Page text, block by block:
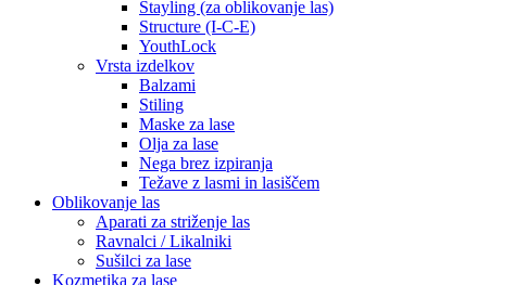
Stayling (za oblikovanje las)
Structure (I-C-E)
YouthLock
Vrsta izdelkov
Balzami
Stiling
Maske za lase
Olja za lase
Nega brez izpiranja
Težave z lasmi in lasiščem
Oblikovanje las
Aparati za striženje las
Ravnalci / Likalniki
Sušilci za lase
Kozmetika za lase